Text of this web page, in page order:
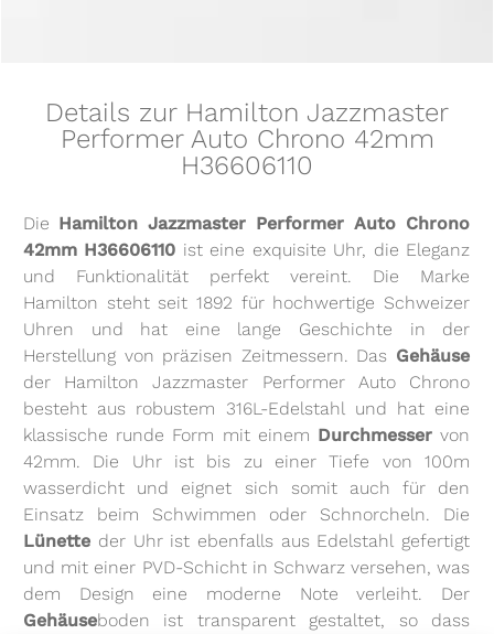
Details zur Hamilton Jazzmaster
Performer Auto Chrono 42mm
H36606110
Die Hamilton Jazzmaster Performer Auto Chrono
42mm H36606110 ist eine exquisite Uhr, die Eleganz
und Funktionalität perfekt vereint. Die Marke
Hamilton steht seit 1892 für hochwertige Schweizer
Uhren und hat eine lange Geschichte in der
Herstellung von präzisen Zeitmessern. Das Gehäuse
der Hamilton Jazzmaster Performer Auto Chrono
besteht aus robustem 316L-Edelstahl und hat eine
klassische runde Form mit einem Durchmesser von
42mm. Die Uhr ist bis zu einer Tiefe von 100m
wasserdicht und eignet sich somit auch für den
Einsatz beim Schwimmen oder Schnorcheln. Die
Lünette der Uhr ist ebenfalls aus Edelstahl gefertigt
und mit einer PVD-Schicht in Schwarz versehen, was
dem Design eine moderne Note verleiht. Der
Gehäuseboden ist transparent gestaltet, so dass